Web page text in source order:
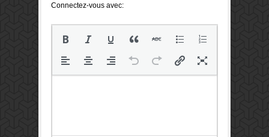
Connectez-vous avec: